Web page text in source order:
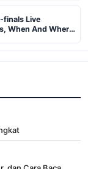
finals Live
When And Where